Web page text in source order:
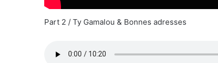
Part 2 / Ty Gamalou & Bonnes adresses